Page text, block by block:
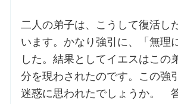
二人の弟子は、こうして復活し
います。かなり強引に、「無理
した。結果としてイエスはこの
分を現わされたのです。この強
迷惑に思われたでしょうか。